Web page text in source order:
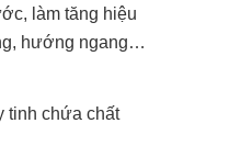
làm tăng hiệu
hướng ngang…
tinh chứa chất